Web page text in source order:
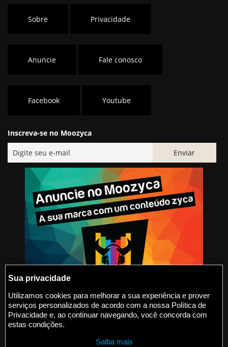
Sobre Privacidade
Anuncie Fale conosco
Facebook Youtube
Inscreva-se no Moozyca
@2015-2026 Moozyca
Sua privacidade
Utilizamos cookies para melhorar a sua experiência e prover
serviços personalizados de acordo com a nossa Política de
Privacidade e, ao continuar navegando, você concorda com
estas condições.
Saiba mais